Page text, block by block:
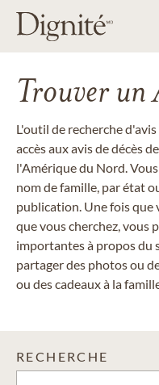
Trouver un
L'outil de recherche
accès aux avis de décès
l'Amérique du Nord.
nom de famille, par état
publication. Une fois que
que vous cherchez, vous
importantes à propos du
partager des photos ou
ou des cadeaux à la
RECHERCHE